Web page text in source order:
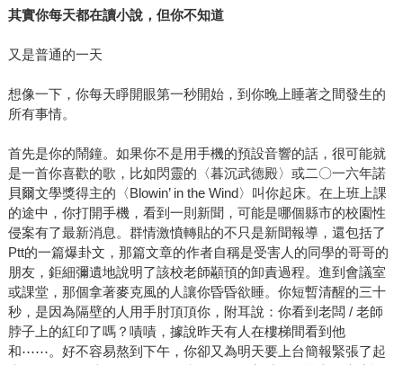
其實你每天都在讀小說，但你不知道
又是普通的一天
想像一下，你每天睜開眼第一秒開始，到你晚上睡著之間發生的
所有事情。
首先是你的鬧鐘。如果你不是用手機的預設音響的話，很可能就
是一首你喜歡的歌，比如閃靈的〈暮沉武德殿〉或二〇一六年諾
貝爾文學獎得主的〈Blowin’ in the Wind〉叫你起床。在上班上課
的途中，你打開手機，看到一則新聞，可能是哪個縣市的校園性
侵案有了最新消息。群情激憤轉貼的不只是新聞報導，還包括了
Ptt的一篇爆卦文，那篇文章的作者自稱是受害人的同學的哥哥的
朋友，鉅細彌遺地說明了該校老師顢頇的卸責過程。進到會議室
或課堂，那個拿著麥克風的人讓你昏昏欲睡。你短暫清醒的三十
秒，是因為隔壁的人用手肘頂頂你，附耳說：你看到老闆 / 老師
脖子上的紅印了嗎？嘖嘖，據說昨天有人在樓梯間看到他
和⋯⋯。好不容易熬到下午，你卻又為明天要上台簡報緊張了起